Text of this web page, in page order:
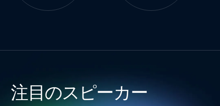
注目のスピーカー